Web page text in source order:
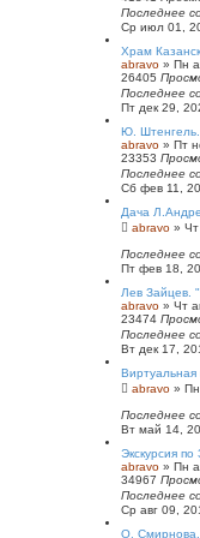
Последнее
Ср июл 01,
Храм
abravo » Пн
26405
Последнее
Пт дек 29,
Ю.
abravo » Пт
23353
Последнее
Сб фев 11,
Дача
abravo »
Последнее
Пт фев 18,
Лев Зайцев.
abravo » Чт
23474
Последнее
Вт дек 17,
Виртуальная
abravo »
Последнее
Вт май 14,
Экскурсия
abravo » Пн
34967
Последнее
Ср авг 09,
O. Смирнова.